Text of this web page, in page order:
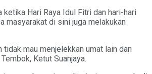
Hari Raya Idul Fitri dan hari-hari
masyarakat di sini juga melakukan
mau menjelekkan umat lain dan
Ketut Suanjaya.